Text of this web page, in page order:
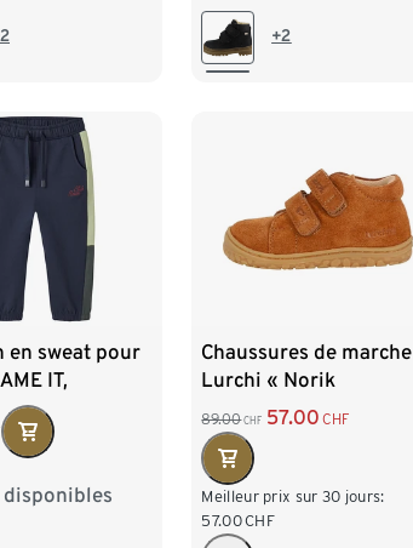
32 33
+2
en sweat pour
IT,
disponibles
104 110
Chaussures de marche
Lurchi « Norik
Barefoot », marron
89.00 CHF 57.00 CHF
Meilleur prix sur 30 jours:
57.00CHF